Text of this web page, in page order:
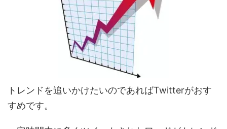
トレンドを追いかけたいのであればTwitterがおす
すめです。